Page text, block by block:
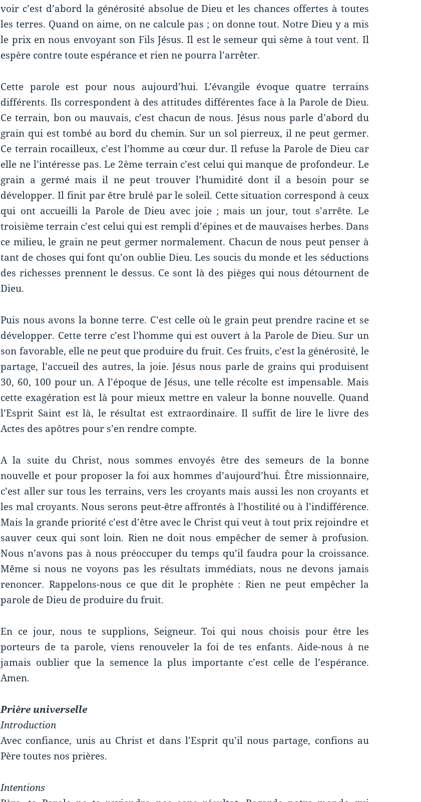
voir c’est d’abord la générosité absolue de Dieu et les chances offertes à toutes
les terres. Quand on aime, on ne calcule pas ; on donne tout. Notre Dieu y a mis
le prix en nous envoyant son Fils Jésus. Il est le semeur qui sème à tout vent. Il
espère contre toute espérance et rien ne pourra l’arrêter.
Cette parole est pour nous aujourd’hui. L’évangile évoque quatre terrains
différents. Ils correspondent à des attitudes différentes face à la Parole de Dieu.
Ce terrain, bon ou mauvais, c’est chacun de nous. Jésus nous parle d’abord du
grain qui est tombé au bord du chemin. Sur un sol pierreux, il ne peut germer.
Ce terrain rocailleux, c’est l’homme au cœur dur. Il refuse la Parole de Dieu car
elle ne l’intéresse pas. Le 2ème terrain c’est celui qui manque de profondeur. Le
grain a germé mais il ne peut trouver l’humidité dont il a besoin pour se
développer. Il finit par être brulé par le soleil. Cette situation correspond à ceux
qui ont accueilli la Parole de Dieu avec joie ; mais un jour, tout s’arrête. Le
troisième terrain c’est celui qui est rempli d’épines et de mauvaises herbes. Dans
ce milieu, le grain ne peut germer normalement. Chacun de nous peut penser à
tant de choses qui font qu’on oublie Dieu. Les soucis du monde et les séductions
des richesses prennent le dessus. Ce sont là des pièges qui nous détournent de
Dieu.
Puis nous avons la bonne terre. C’est celle où le grain peut prendre racine et se
développer. Cette terre c’est l’homme qui est ouvert à la Parole de Dieu. Sur un
son favorable, elle ne peut que produire du fruit. Ces fruits, c’est la générosité, le
partage, l’accueil des autres, la joie. Jésus nous parle de grains qui produisent
30, 60, 100 pour un. A l’époque de Jésus, une telle récolte est impensable. Mais
cette exagération est là pour mieux mettre en valeur la bonne nouvelle. Quand
l’Esprit Saint est là, le résultat est extraordinaire. Il suffit de lire le livre des
Actes des apôtres pour s’en rendre compte.
A la suite du Christ, nous sommes envoyés être des semeurs de la bonne
nouvelle et pour proposer la foi aux hommes d’aujourd’hui. Être missionnaire,
c’est aller sur tous les terrains, vers les croyants mais aussi les non croyants et
les mal croyants. Nous serons peut-être affrontés à l’hostilité ou à l’indifférence.
Mais la grande priorité c’est d’être avec le Christ qui veut à tout prix rejoindre et
sauver ceux qui sont loin. Rien ne doit nous empêcher de semer à profusion.
Nous n’avons pas à nous préoccuper du temps qu’il faudra pour la croissance.
Même si nous ne voyons pas les résultats immédiats, nous ne devons jamais
renoncer. Rappelons-nous ce que dit le prophète : Rien ne peut empêcher la
parole de Dieu de produire du fruit.
En ce jour, nous te supplions, Seigneur. Toi qui nous choisis pour être les
porteurs de ta parole, viens renouveler la foi de tes enfants. Aide-nous à ne
jamais oublier que la semence la plus importante c’est celle de l’espérance.
Amen.
Prière universelle
Introduction
Avec confiance, unis au Christ et dans l’Esprit qu’il nous partage, confions au
Père toutes nos prières.
Intentions